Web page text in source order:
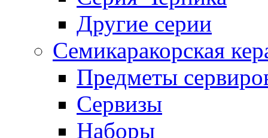
Другие серии
Семикаракорская
Предметы
Сервизы
Наборы